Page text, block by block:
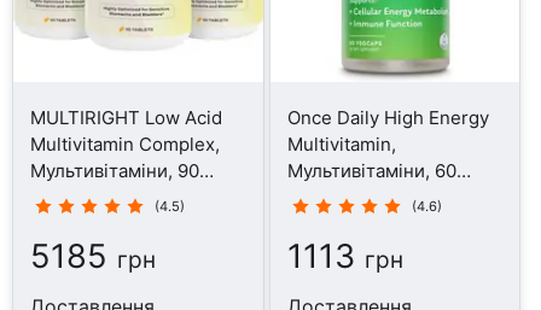
MULTIRIGHT Low Acid
Multivitamin Complex,
Мультивітаміни, 90
таблеток
(4.5)
5185 грн
Once Daily High Energy
Multivitamin,
Мультивітаміни, 60
капсул
(4.6)
1113 грн